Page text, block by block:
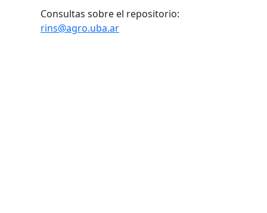
Consultas sobre el repositorio:
rins@agro.uba.ar